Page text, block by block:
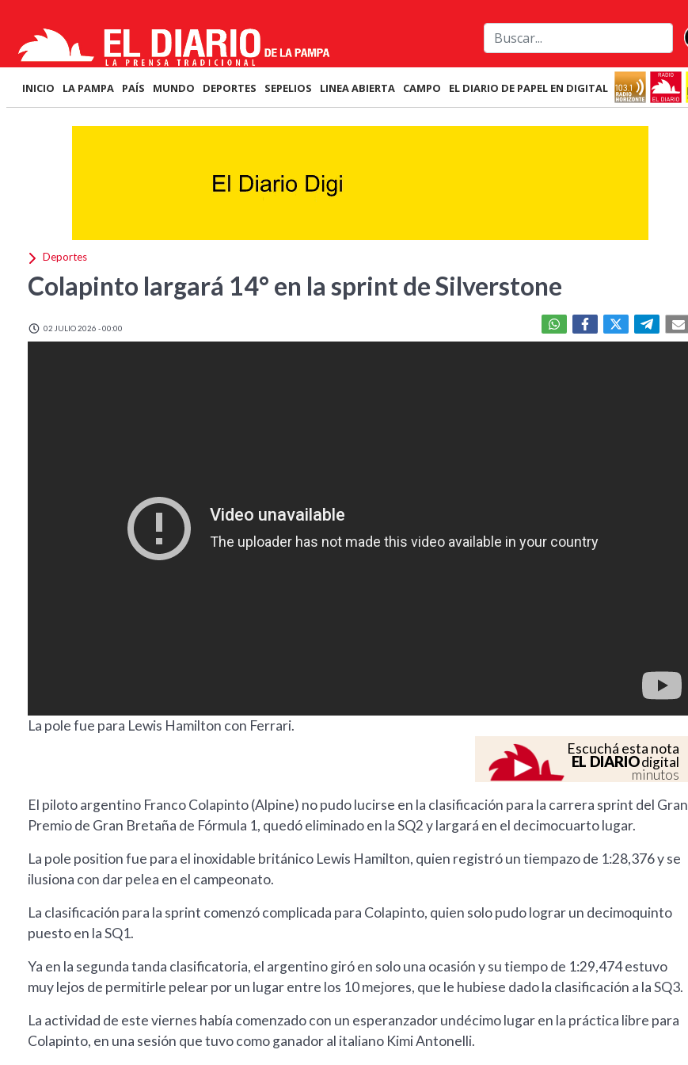
INICIO LA PAMPA PAÍS MUNDO DEPORTES SEPELIOS LINEA ABIERTA CAMPO EL DIARIO DE PAPEL EN DIGITAL
Deportes
Colapinto largará 14° en la sprint de Silverstone
02 JULIO 2026 - 00:00
La pole fue para Lewis Hamilton con Ferrari.
Escuchá esta nota
EL DIARIOdigital
minutos
El piloto argentino Franco Colapinto (Alpine) no pudo lucirse en la clasificación para la carrera sprint del Gran
Premio de Gran Bretaña de Fórmula 1, quedó eliminado en la SQ2 y largará en el decimocuarto lugar.
La pole position fue para el inoxidable británico Lewis Hamilton, quien registró un tiempazo de 1:28,376 y se
ilusiona con dar pelea en el campeonato.
La clasificación para la sprint comenzó complicada para Colapinto, quien solo pudo lograr un decimoquinto
puesto en la SQ1.
Ya en la segunda tanda clasificatoria, el argentino giró en solo una ocasión y su tiempo de 1:29,474 estuvo
muy lejos de permitirle pelear por un lugar entre los 10 mejores, que le hubiese dado la clasificación a la SQ3.
La actividad de este viernes había comenzado con un esperanzador undécimo lugar en la práctica libre para
Colapinto, en una sesión que tuvo como ganador al italiano Kimi Antonelli.